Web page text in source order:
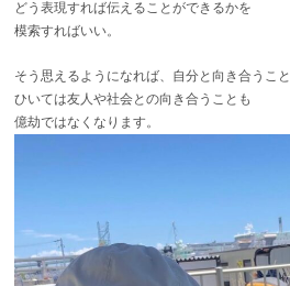
どう表現すれば伝えることができるかを
模索すればいい。
そう思えるようになれば、自分と向き合うこと
ひいては友人や社会との向き合うことも
億劫ではなくなります。